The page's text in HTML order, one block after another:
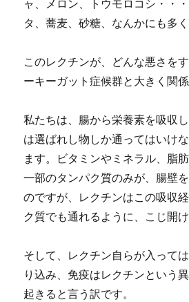
ャ、メロン、トウモロコシ・・
タ、蕎麦、砂糖、なんかにも多
このレクチンが、どんな悪さを
ーキーガット症候群と大きく関係
私たちは、腸から栄養素を吸収
は選ばれし物しか通ってはいけ
ます。ビタミンやミネラル、脂
一部のタンパク質のみが、腸壁
のですが、レクチンはこの吸収
ク質でも通れるように、こじ開
そして、レクチン自らが入って
り込み、免疫はレクチンという
起きると言う訳です。